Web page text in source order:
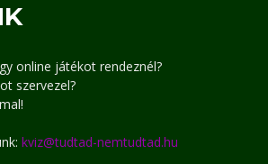
online játékot rendeznél?
szervezel?
kviz@tudtad-nemtudtad.hu